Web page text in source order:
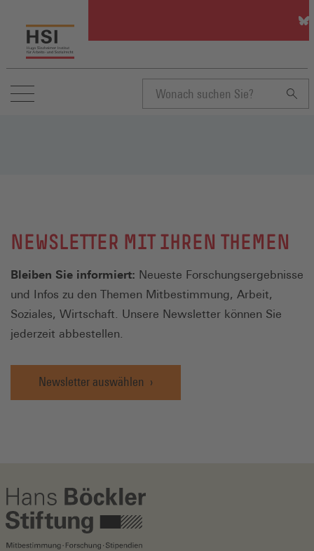
HSI
auf
in
NEWSLETTER MIT IHREN THEMEN
Bleiben Sie informiert: Neueste Forschungsergebnisse
und Infos zu den Themen Mitbestimmung, Arbeit,
Soziales, Wirtschaft. Unsere Newsletter können Sie
jederzeit abbestellen.
Newsletter auswählen